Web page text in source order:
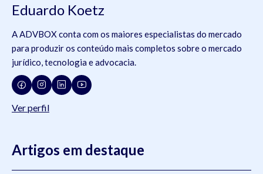
Eduardo Koetz
A ADVBOX conta com os maiores especialistas do mercado
para produzir os conteúdo mais completos sobre o mercado
jurídico, tecnologia e advocacia.
Ver perfil
Artigos em destaque